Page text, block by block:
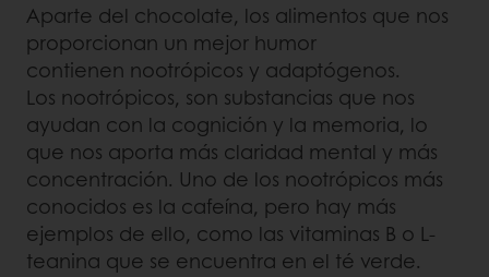
Aparte del chocolate, los alimentos que nos
proporcionan un mejor humor
contienen nootrópicos y adaptógenos.
Los nootrópicos, son substancias que nos
ayudan con la cognición y la memoria, lo
que nos aporta más claridad mental y más
concentración. Uno de los nootrópicos más
conocidos es la cafeína, pero hay más
ejemplos de ello, como las vitaminas B o L-
teanina que se encuentra en el té verde.